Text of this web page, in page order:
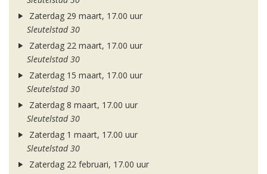
Zaterdag 29 maart, 17.00 uur
Sleutelstad 30
Zaterdag 22 maart, 17.00 uur
Sleutelstad 30
Zaterdag 15 maart, 17.00 uur
Sleutelstad 30
Zaterdag 8 maart, 17.00 uur
Sleutelstad 30
Zaterdag 1 maart, 17.00 uur
Sleutelstad 30
Zaterdag 22 februari, 17.00 uur